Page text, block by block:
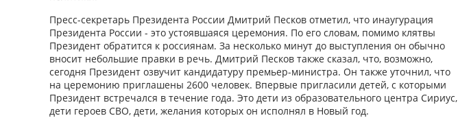
Пресс-секретарь Президента России Дмитрий Песков отметил, что инаугурация
Президента России - это устоявшаяся церемония. По его словам, помимо клятвы
Президент обратится к россиянам. За несколько минут до выступления он обычно
вносит небольшие правки в речь. Дмитрий Песков также сказал, что, возможно,
сегодня Президент озвучит кандидатуру премьер-министра. Он также уточнил, что
на церемонию приглашены 2600 человек. Впервые пригласили детей, с которыми
Президент встречался в течение года. Это дети из образовательного центра Сириус,
дети героев СВО, дети, желания которых он исполнял в Новый год.